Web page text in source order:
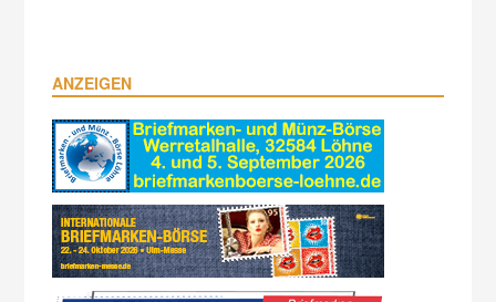
ANZEIGEN